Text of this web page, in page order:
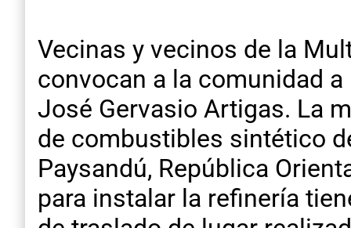
Vecinas y vecinos de la
convocan a la comunidad
José Gervasio Artigas. La
de combustibles sintético
Paysandú, República
para instalar la refinería